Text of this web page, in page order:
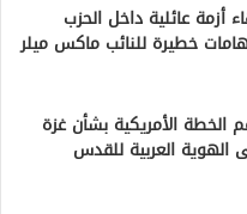
أزمة عائلية داخل الحزب
خطيرة للنائب ماكس ميلر
الخطة الأمريكية بشأن غزة
الهوية العربية للقدس